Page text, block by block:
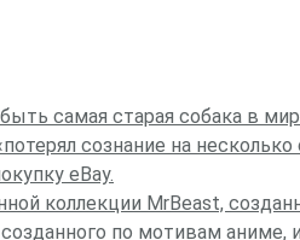
самая старая собака в
сознание на несколько
eBay.
коллекции MrBeast,
по мотивам аниме,